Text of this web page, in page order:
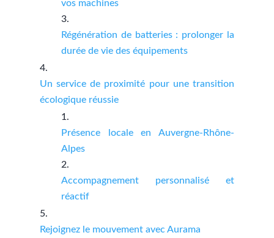
vos machines
Régénération de batteries : prolonger la
durée de vie des équipements
Un service de proximité pour une transition
écologique réussie
Présence locale en Auvergne-Rhône-
Alpes
Accompagnement personnalisé et
réactif
Rejoignez le mouvement avec Aurama